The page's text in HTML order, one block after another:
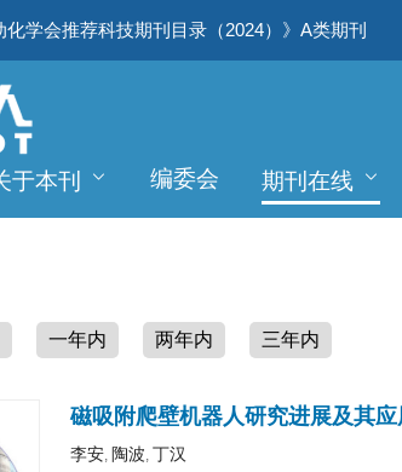
学会推荐科技期刊目录（2024）》A类期刊
于本刊 编委会 期刊在线
一年内 两年内 三年内
磁吸附爬壁机器人研究进展及其
李安, 陶波, 丁汉